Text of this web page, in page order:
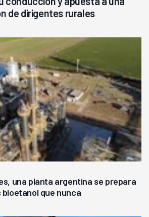
de dirigentes rurales
una planta argentina se prepara
que nunca